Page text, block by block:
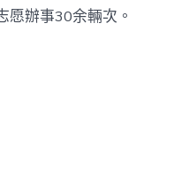
愿辦事30余輛次。